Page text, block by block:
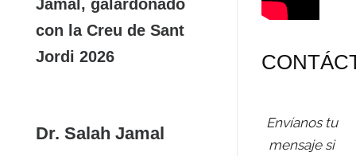
Jamal, galardonado
con la Creu de Sant
Jordi 2026
Dr. Salah Jamal
Envíanos tu
mensaje si